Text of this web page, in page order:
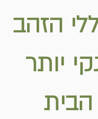
הזהב
יותר